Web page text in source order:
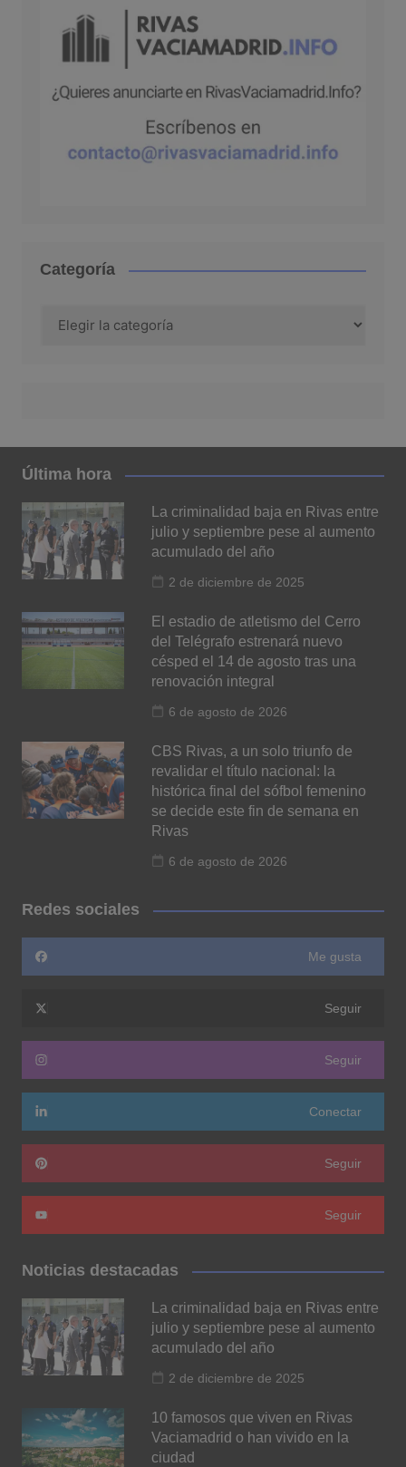
Categoría
Última hora
La criminalidad baja en Rivas entre
julio y septiembre pese al aumento
acumulado del año
2 de diciembre de 2025
El estadio de atletismo del Cerro
del Telégrafo estrenará nuevo
césped el 14 de agosto tras una
renovación integral
6 de agosto de 2026
CBS Rivas, a un solo triunfo de
revalidar el título nacional: la
histórica final del sófbol femenino
se decide este fin de semana en
Rivas
6 de agosto de 2026
Redes sociales
Me gusta
Seguir
Seguir
Conectar
Seguir
Seguir
Noticias destacadas
La criminalidad baja en Rivas entre
julio y septiembre pese al aumento
acumulado del año
2 de diciembre de 2025
10 famosos que viven en Rivas
Vaciamadrid o han vivido en la
ciudad